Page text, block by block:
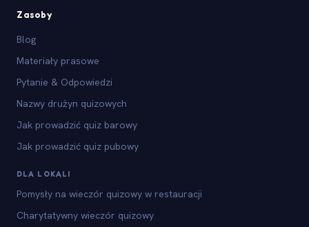
Zasoby
Blog
Materiały prasowe
Pytanie & Odpowiedzi
Nazwy drużyn quizowych
Jak prowadzić quiz barowy
Jak prowadzić quiz pubowy
DLA LOKALI
Pomysły na wieczór quizowy w restauracji
Charytatywny wieczór quizowy